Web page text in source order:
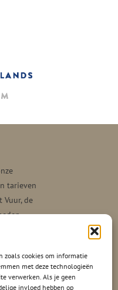
zoals cookies om informatie
met deze technologieën
verwerken. Als je geen
invloed hebben op
tarieven
de